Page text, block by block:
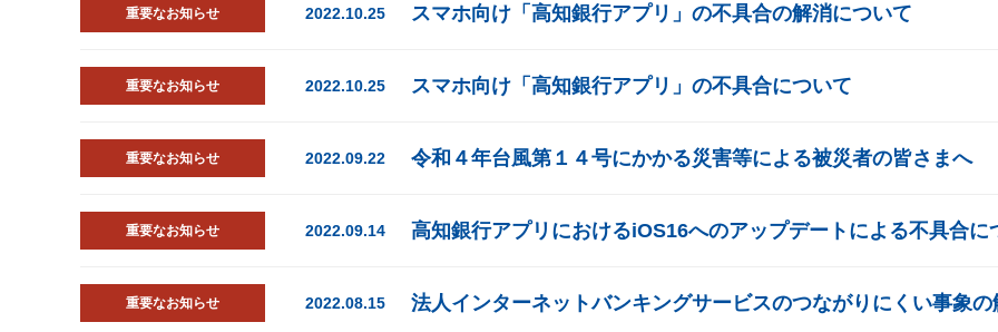
重要なお知らせ 2022.10.25 スマホ向け「高知銀行アプリ」の不具合の解消について
重要なお知らせ 2022.10.25 スマホ向け「高知銀行アプリ」の不具合について
重要なお知らせ 2022.09.22 令和４年台風第１４号にかかる災害等による被災者の皆さまへ
重要なお知らせ 2022.09.14 高知銀行アプリにおけるiOS16へのアップデートによる不具合に
重要なお知らせ 2022.08.15 法人インターネットバンキングサービスのつながりにくい事象の